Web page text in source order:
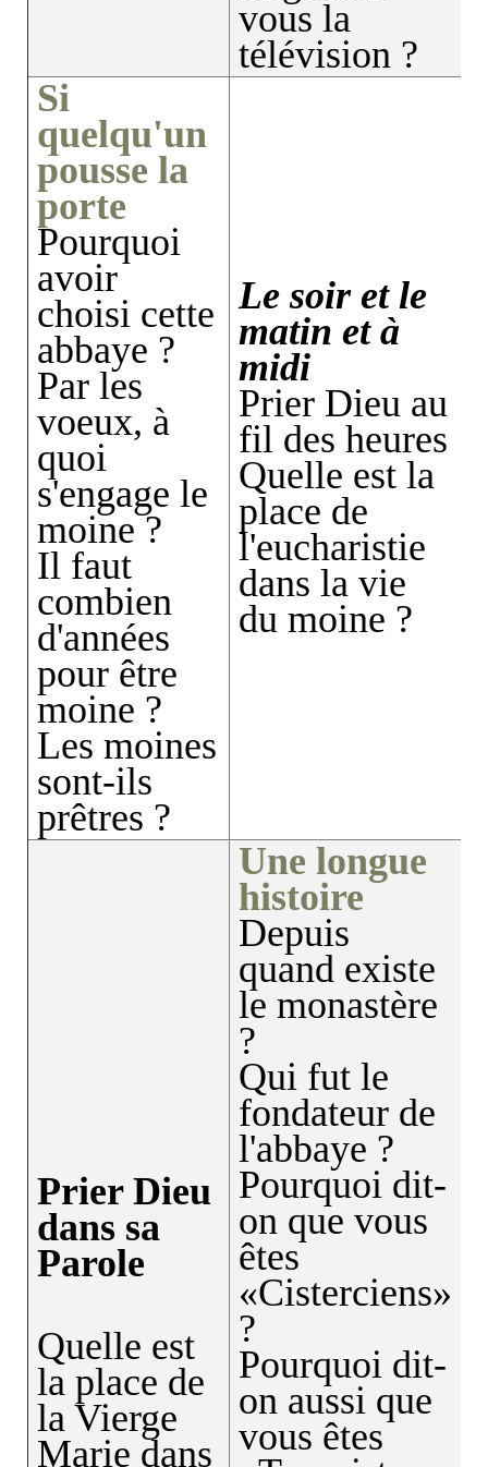
vous la
télévision ?
Si
quelqu'un
pousse la
porte
Pourquoi
avoir
choisi cette
abbaye ?
Par les
voeux, à
quoi
s'engage le
moine ?
Il faut
combien
d'années
pour être
moine ?
Les moines
sont-ils
prêtres ?
Le soir et le
matin et à
midi
Prier Dieu au
fil des heures
Quelle est la
place de
l'eucharistie
dans la vie
du moine ?
Prier Dieu
dans sa
Parole
Quelle est
la place de
la Vierge
Marie dans
Une longue
histoire
Depuis
quand existe
le monastère
?
Qui fut le
fondateur de
l'abbaye ?
Pourquoi dit-
on que vous
êtes
«Cisterciens»
?
Pourquoi dit-
on aussi que
vous êtes